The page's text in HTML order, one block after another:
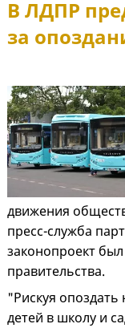
В ЛДПР
за
движения
пресс-служба
законопроект
правительства.
"Рискуя
детей в школу и